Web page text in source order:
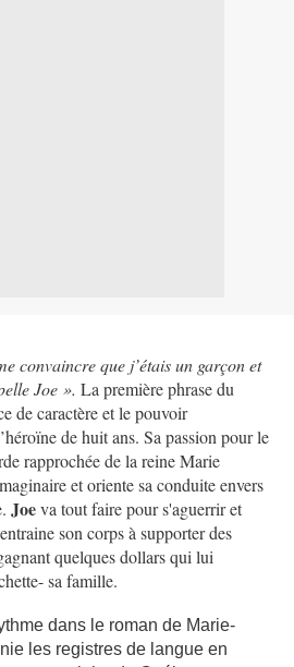
convaincre que j’étais un garçon et
Joe ». La première phrase du
de caractère et le pouvoir
de huit ans. Sa passion pour le
rapprochée de la reine Marie
et oriente sa conduite envers
Joeva tout faire pour s'aguerrir et
son corps à supporter des
quelques dollars qui lui
sa famille.
dans le roman de Marie-
les registres de langue en